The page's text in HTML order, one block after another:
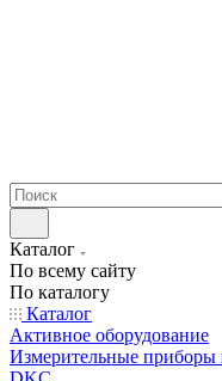
Каталог
По всему сайту
По каталогу
Каталог
Активное оборудование
Измерительные